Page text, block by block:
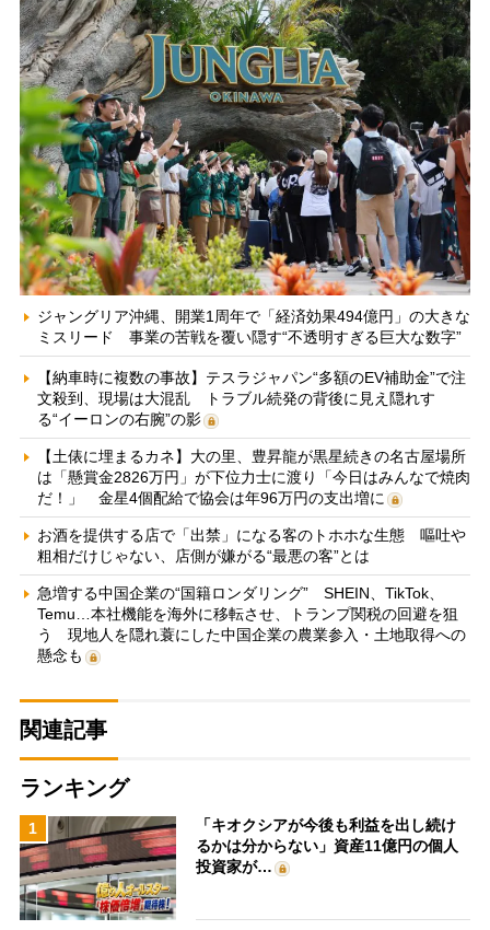
ジャングリア沖縄、開業1周年で「経済効果494億円」の大きな
ミスリード 事業の苦戦を覆い隠す“不透明すぎる巨大な数字”
【納車時に複数の事故】テスラジャパン“多額のEV補助金”で注
文殺到、現場は大混乱 トラブル続発の背後に見え隠れす
る“イーロンの右腕”の影
【土俵に埋まるカネ】大の里、豊昇龍が黒星続きの名古屋場所
は「懸賞金2826万円」が下位力士に渡り「今日はみんなで焼肉
だ！」 金星4個配給で協会は年96万円の支出増に
お酒を提供する店で「出禁」になる客のトホホな生態 嘔吐や
粗相だけじゃない、店側が嫌がる“最悪の客”とは
急増する中国企業の“国籍ロンダリング” SHEIN、TikTok、
Temu…本社機能を海外に移転させ、トランプ関税の回避を狙
う 現地人を隠れ蓑にした中国企業の農業参入・土地取得への
懸念も
関連記事
ランキング
1
「キオクシアが今後も利益を出し続け
るかは分からない」資産11億円の個人
投資家が…